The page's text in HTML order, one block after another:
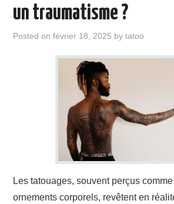
ÉVÉNEMENTS
INSPIRATION
SOINS DES TATOUAGES
un traumatisme ?
Posted onfévrier 18, 2025 bytatoo
Les tatouages, souvent perçus
ornements corporels, revêtent en